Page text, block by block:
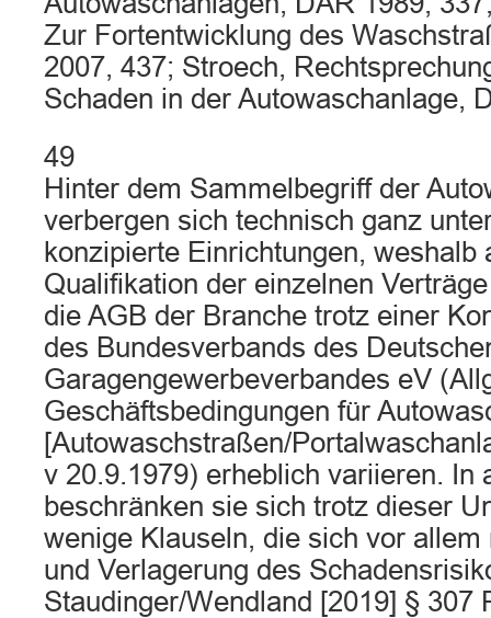
Zur Fortentwicklung des
2007, 437; Stroech,
Schaden in der Autowaschanlage,
49
Hinter dem Sammelbegriff der
verbergen sich technisch ganz
konzipierte Einrichtungen, weshalb
Qualifikation der einzelnen
die AGB der Branche trotz einer
des Bundesverbands des
Garagengewerbeverbandes eV
Geschäftsbedingungen für
[Autowaschstraßen/
v 20.9.1979) erheblich variieren. In
beschränken sie sich trotz dieser
wenige Klauseln, die sich vor
und Verlagerung des
Staudinger/Wendland [2019] § 307